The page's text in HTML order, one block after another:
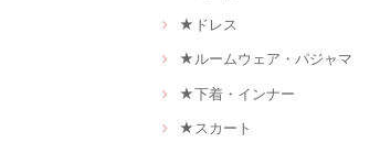
★ドレス
★ルームウェア・パジャマ
★下着・インナー
★スカート